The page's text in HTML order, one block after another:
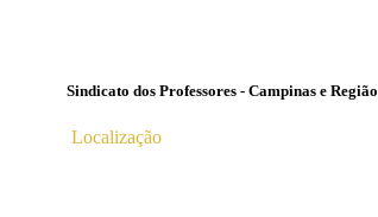
Sindicato dos Professores - Campinas e Região
Localização